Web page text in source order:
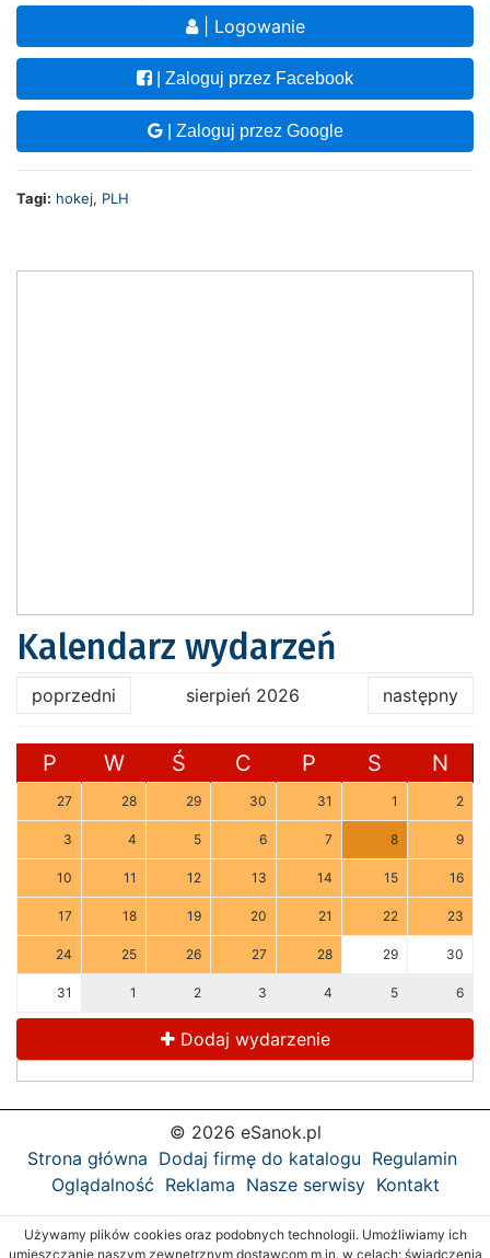
| Logowanie
| Zaloguj przez Facebook
| Zaloguj przez Google
Tagi: hokej, PLH
Kalendarz wydarzeń
poprzedni sierpień 2026 następny
P W Ś C P S N
27 28 29 30 31 1 2
3 4 5 6 7 8 9
10 11 12 13 14 15 16
17 18 19 20 21 22 23
24 25 26 27 28 29 30
31 1 2 3 4 5 6
Dodaj wydarzenie
© 2026 eSanok.pl
Strona główna Dodaj firmę do katalogu Regulamin
Oglądalność Reklama Nasze serwisy Kontakt
Używamy plików cookies oraz podobnych technologii. Umożliwiamy ich
umieszczanie naszym zewnętrznym dostawcom m.in. w celach: świadczenia